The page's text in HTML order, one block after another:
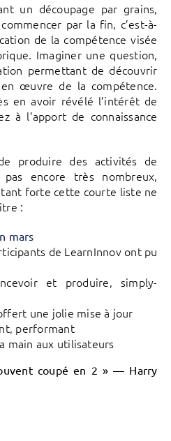
un découpage par grains,
par la fin, c’est-à-
de la compétence visée
Imaginer une question,
permettant de découvrir
œuvre de la compétence.
en avoir révélé l’intérêt de
à l’apport de connaissance
produire des activités de
encore très nombreux,
forte cette courte liste ne
:
mars
de LearnInnov ont pu
et produire, simply-
une jolie mise à jour
performant
main aux utilisateurs
coupé en 2 » — Harry